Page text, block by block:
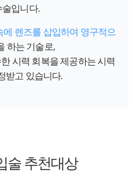
술입니다.
에 렌즈를 삽입하여 영구적으
하는 기술로,
시력 회복을 제공하는 시력
받고 있습니다.
술 추천대상